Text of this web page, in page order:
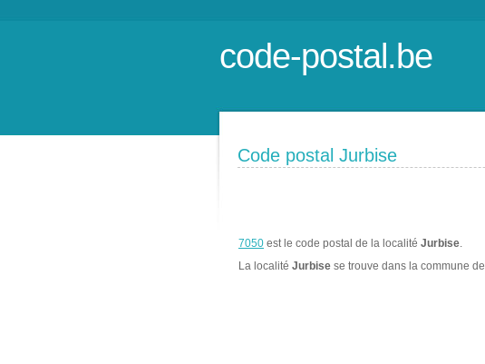
code-postal.be
Code postal Jurbise
7050 est le code postal de la localité Jurbise.
La localité Jurbise se trouve dans la commune de